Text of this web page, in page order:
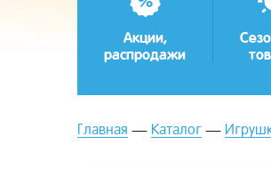
Акции,
распродажи
Главная Каталог